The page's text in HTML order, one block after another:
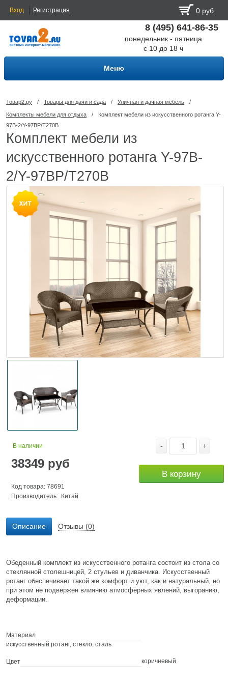
Вход Регистрация 0 руб
8 (495) 641-86-35
понедельник - пятница
с 10 до 18 ч
Меню
Товар2.ру / Товары для дачи и сада / Уличная и дачная мебель /
Комплекты мебели для отдыха /
Комплект мебели из искусственного ротанга Y-
97B-2/Y-97BP/T270B
Комплект мебели из
искусственного ротанга Y-97B-
2/Y-97BP/T270B
В наличии
38349 руб
Код товара: 78691
Производитель: Китай
- +
В корзину
Описание Отзывы (0)
Обеденный комплект из искусcтвенного ротанга состоит из стола со
стеклянной столешницей, 2 стульев и диванчика. Искусственный
ротанг обеспечивает такой же комфорт и уют, как и натуральный, но
при этом не подвержен влиянию атмосферных явлений, выгоранию,
деформации.
Материал
искусственный ротанг, стекло, сталь
Цвет коричневый